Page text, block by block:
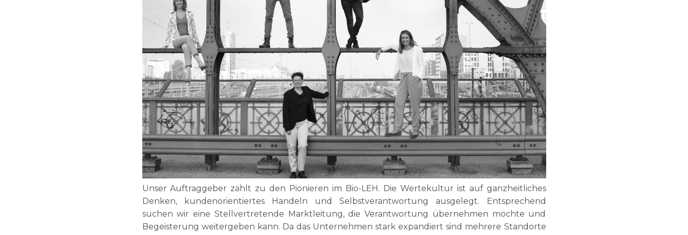
Unser Auftraggeber zählt zu den Pionieren im Bio-LEH. Die Wertekultur ist auf ganzheitliches
Denken, kundenorientiertes Handeln und Selbstverantwortung ausgelegt. Entsprechend
suchen wir eine Stellvertretende Marktleitung, die Verantwortung übernehmen möchte und
Begeisterung weitergeben kann. Da das Unternehmen stark expandiert sind mehrere Standorte